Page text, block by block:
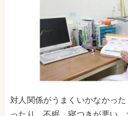
対人関係がうまくいかなかっ